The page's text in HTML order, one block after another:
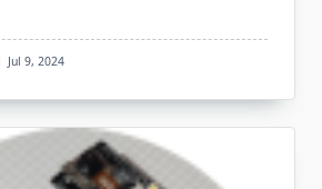
Jul 9, 2024